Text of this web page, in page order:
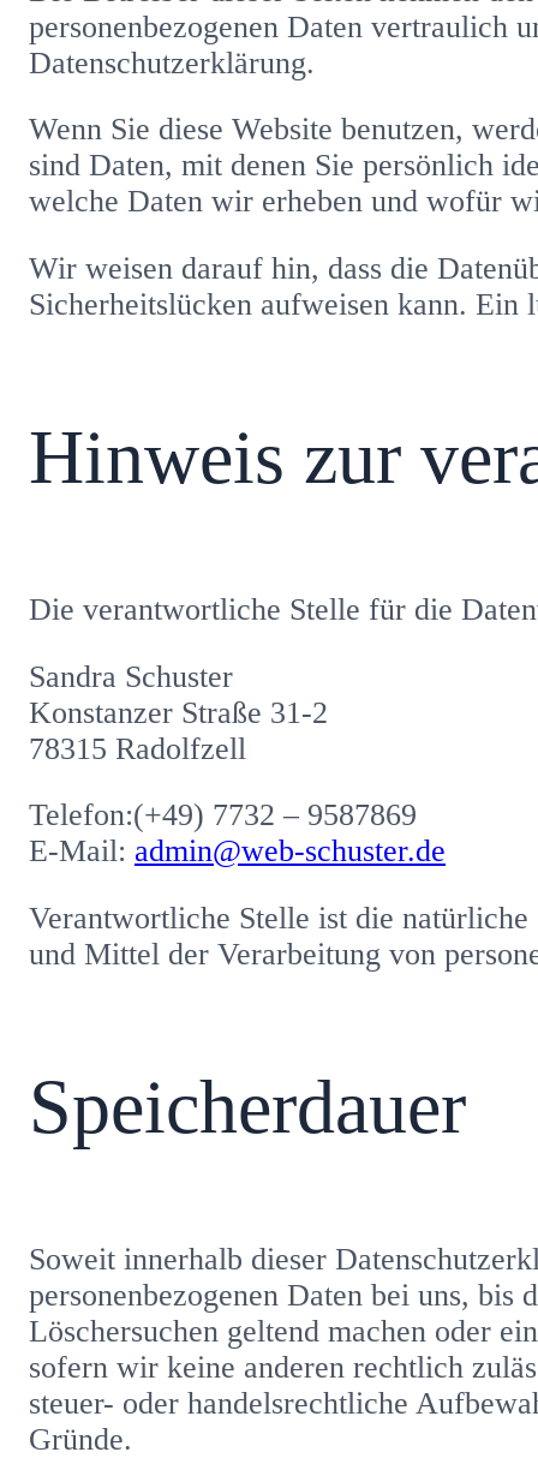
personenbezogenen Daten vertraulich
Datenschutzerklärung.
Wenn Sie diese Website benutzen,
sind Daten, mit denen Sie persönlich
welche Daten wir erheben und wofür
Wir weisen darauf hin, dass die
Sicherheitslücken aufweisen kann.
Hinweis zur
Die verantwortliche Stelle für die
Sandra Schuster
Konstanzer Straße 31-2
78315 Radolfzell
Telefon:(+49) 7732 – 9587869
E-Mail: admin@web-schuster.de
Verantwortliche Stelle ist die
und Mittel der Verarbeitung von
Speicherdauer
Soweit innerhalb dieser
personenbezogenen Daten bei uns,
Löschersuchen geltend machen oder
sofern wir keine anderen rechtlich
steuer- oder handelsrechtliche
Gründe.